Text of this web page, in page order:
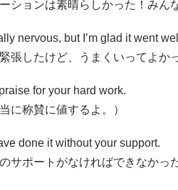
ションは素晴らしかった！みん
nervous, but I’m glad it went
張したけど、うまくいってよか
for your hard work.
に称賛に値するよ。）
done it without your support.
サポートがなければできなかっ